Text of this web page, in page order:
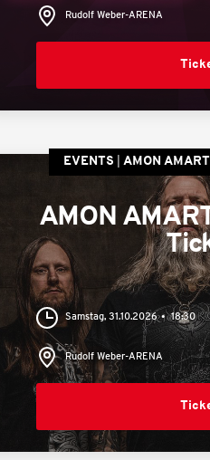
Rudolf Weber-ARENA
EVENTS AMON
AMON
Samstag, 31.10.2026 18:30
Rudolf Weber-ARENA